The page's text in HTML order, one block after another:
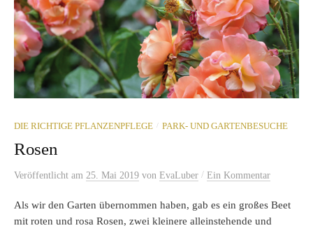
DIE RICHTIGE PFLANZENPFLEGE / PARK- UND GARTENBESUCHE
Rosen
Veröffentlicht am 25. Mai 2019 von EvaLuber / Ein Kommentar
Als wir den Garten übernommen haben, gab es ein großes Beet
mit roten und rosa Rosen, zwei kleinere alleinstehende und